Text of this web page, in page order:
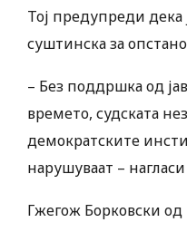
Тој предупреди
суштинска за
– Без поддршка од
времето, судската
демократските
нарушуваат –
Гжегож Борковски